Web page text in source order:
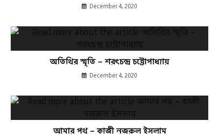
December 4, 2020
অতিথির স্মৃতি – শরৎচন্দ্র চট্টোপাধ্যায়
December 4, 2020
আমার পথ – কাজী নজরুল ইসলাম